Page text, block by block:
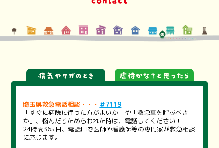
埼玉県救急電話相談・・・ ＃7119
「すぐに病院に行った方がよいか」や「救急車を呼ぶべき
か」、悩んだりためらわれた時は、電話してください！
24時間365日、電話口で医師や看護師等の専門家が救急相談
に応じます。